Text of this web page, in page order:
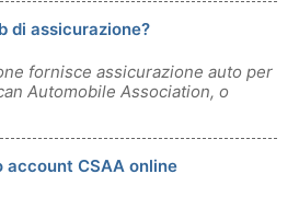
di assicurazione?
fornisce assicurazione auto per
Automobile Association, o
account CSAA online